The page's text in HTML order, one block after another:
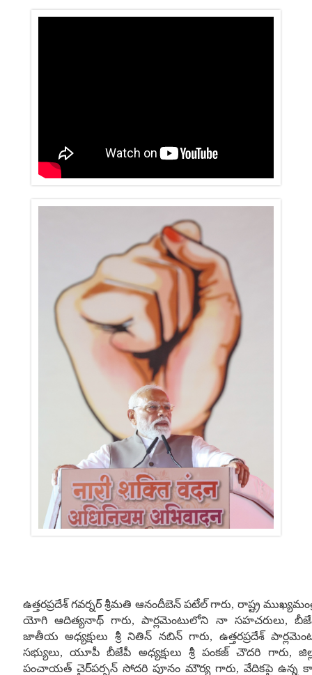
ఉత్తరప్రదేశ్ గవర్నర్ శ్రీమతి ఆనందీబెన్ పటేల్ గారు, రాష్ట్ర
యోగి ఆదిత్యనాథ్ గారు,పార్లమెంటులోని నా సహచరులు,
జాతీయ అధ్యక్షులు శ్రీ నితిన్ నబిన్ గారు, ఉత్తరప్రదేశ్
సభ్యులు,యూపీ బీజేపీ అధ్యక్షులు శ్రీ పంకజ్ చౌదరి గారు,
పంచాయత్ చైర్‌పర్సన్ సోదరి పూనం మౌర్య గారు, వేదికపై ఉన్న